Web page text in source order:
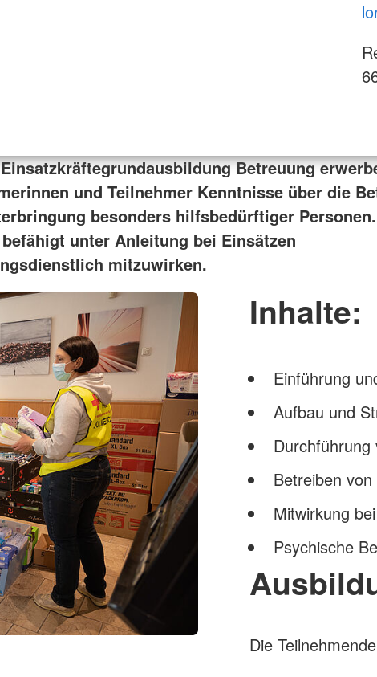
Betreuung
und Teilnehmer Kenntnisse über die
besonders hilfsbedürftiger
unter Anleitung bei Einsätzen
mitzuwirken.
Inhalte:
Einführung
Aufbau und
Betreiben
Mitwirkung
Psychische
Die